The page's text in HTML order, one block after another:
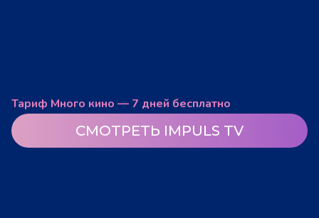
Тариф Много кино — 7 дней бесплатно
СМОТРЕТЬ IMPULS TV